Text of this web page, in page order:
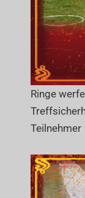
Ringe
Teilnehmer